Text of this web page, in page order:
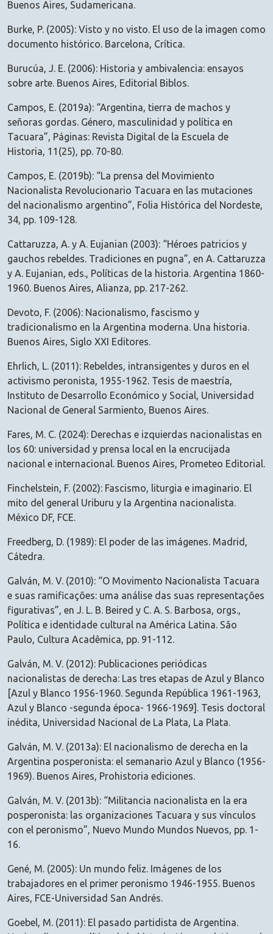
Buenos Aires, Sudamericana.
Burke, P. (2005): Visto y no visto. El uso de la imagen como
documento histórico. Barcelona, Crítica.
Burucúa, J. E. (2006): Historia y ambivalencia: ensayos
sobre arte. Buenos Aires, Editorial Biblos.
Campos, E. (2019a): “Argentina, tierra de machos y
señoras gordas. Género, masculinidad y política en
Tacuara”, Páginas: Revista Digital de la Escuela de
Historia, 11(25), pp. 70-80.
Campos, E. (2019b): “La prensa del Movimiento
Nacionalista Revolucionario Tacuara en las mutaciones
del nacionalismo argentino”, Folia Histórica del Nordeste,
34, pp. 109-128.
Cattaruzza, A. y A. Eujanian (2003): “Héroes patricios y
gauchos rebeldes. Tradiciones en pugna”, en A. Cattaruzza
y A. Eujanian, eds., Políticas de la historia. Argentina 1860-
1960. Buenos Aires, Alianza, pp. 217-262.
Devoto, F. (2006): Nacionalismo, fascismo y
tradicionalismo en la Argentina moderna. Una historia.
Buenos Aires, Siglo XXI Editores.
Ehrlich, L. (2011): Rebeldes, intransigentes y duros en el
activismo peronista, 1955-1962. Tesis de maestría,
Instituto de Desarrollo Económico y Social, Universidad
Nacional de General Sarmiento, Buenos Aires.
Fares, M. C. (2024): Derechas e izquierdas nacionalistas en
los 60: universidad y prensa local en la encrucijada
nacional e internacional. Buenos Aires, Prometeo Editorial.
Finchelstein, F. (2002): Fascismo, liturgia e imaginario. El
mito del general Uriburu y la Argentina nacionalista.
México DF, FCE.
Freedberg, D. (1989): El poder de las imágenes. Madrid,
Cátedra.
Galván, M. V. (2010): “O Movimento Nacionalista Tacuara
e suas ramificações: uma análise das suas representações
figurativas”, en J. L. B. Beired y C. A. S. Barbosa, orgs.,
Política e identidade cultural na América Latina. São
Paulo, Cultura Acadêmica, pp. 91-112.
Galván, M. V. (2012): Publicaciones periódicas
nacionalistas de derecha: Las tres etapas de Azul y Blanco
[Azul y Blanco 1956-1960. Segunda República 1961-1963,
Azul y Blanco -segunda época- 1966-1969]. Tesis doctoral
inédita, Universidad Nacional de La Plata, La Plata.
Galván, M. V. (2013a): El nacionalismo de derecha en la
Argentina posperonista: el semanario Azul y Blanco (1956-
1969). Buenos Aires, Prohistoria ediciones.
Galván, M. V. (2013b): “Militancia nacionalista en la era
posperonista: las organizaciones Tacuara y sus vínculos
con el peronismo”, Nuevo Mundo Mundos Nuevos, pp. 1-
16.
Gené, M. (2005): Un mundo feliz. Imágenes de los
trabajadores en el primer peronismo 1946-1955. Buenos
Aires, FCE-Universidad San Andrés.
Goebel, M. (2011): El pasado partidista de Argentina.